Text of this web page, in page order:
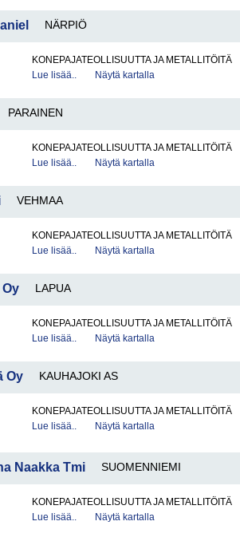
NÄRPIÖ
KONEPAJATEOLLISUUTTA JA METALLITÖITÄ
Lue lisää..
Näytä kartalla
PARAINEN
KONEPAJATEOLLISUUTTA JA METALLITÖITÄ
Lue lisää..
Näytä kartalla
VEHMAA
KONEPAJATEOLLISUUTTA JA METALLITÖITÄ
Lue lisää..
Näytä kartalla
Oy LAPUA
KONEPAJATEOLLISUUTTA JA METALLITÖITÄ
Lue lisää..
Näytä kartalla
Oy KAUHAJOKI AS
KONEPAJATEOLLISUUTTA JA METALLITÖITÄ
Lue lisää..
Näytä kartalla
Naakka Tmi SUOMENNIEMI
KONEPAJATEOLLISUUTTA JA METALLITÖITÄ
Lue lisää..
Näytä kartalla